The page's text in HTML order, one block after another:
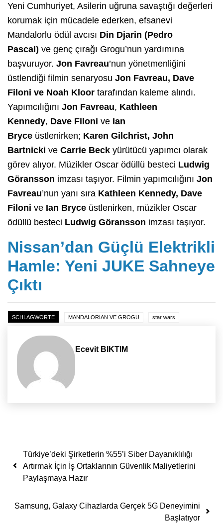
Yeni Cumhuriyet, Asilerin uğruna savaştığı değerleri
korumak için mücadele ederken, efsanevi
Mandalorlu ödül avcısı Din Djarin (Pedro
Pascal) ve genç çırağı Grogu’nun yardımına
başvuruyor. Jon Favreau’nun yönetmenliğini
üstlendiği filmin senaryosu Jon Favreau, Dave
Filoni ve Noah Kloor tarafından kaleme alındı.
Yapımcılığını Jon Favreau, Kathleen
Kennedy, Dave Filoni ve Ian
Bryce üstlenirken; Karen Gilchrist, John
Bartnicki ve Carrie Beck yürütücü yapımcı olarak
görev alıyor. Müzikler Oscar ödüllü besteci Ludwig
Göransson imzası taşıyor. Filmin yapımcılığını Jon
Favreau’nun yanı sıra Kathleen Kennedy, Dave
Filoni ve Ian Bryce üstlenirken, müzikler Oscar
ödüllü besteci Ludwig Göransson imzası taşıyor.
Nissan’dan Güçlü Elektrikli
Hamle: Yeni JUKE Sahneye
Çıktı
SCHLAGWORTE MANDALORIAN VE GROGU star wars
Ecevit BIKTIM
Yazı dolaşımı
Türkiye’deki Şirketlerin %55’i Siber Dayanıklılığı
Artırmak İçin İş Ortaklarının Güvenlik Maliyetlerini
Paylaşmaya Hazır
Samsung, Galaxy Cihazlarda Gerçek 5G Deneyimini
Başlatıyor